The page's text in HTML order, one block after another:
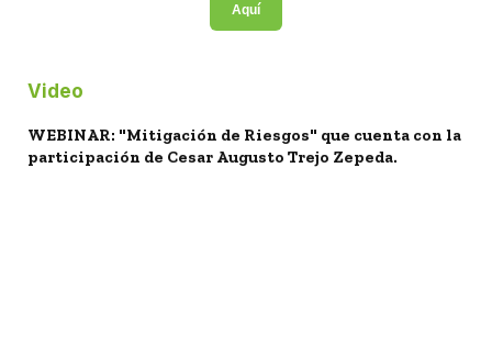
Aquí
Video
WEBINAR: "Mitigación de Riesgos" que cuenta con la
participación de Cesar Augusto Trejo Zepeda.